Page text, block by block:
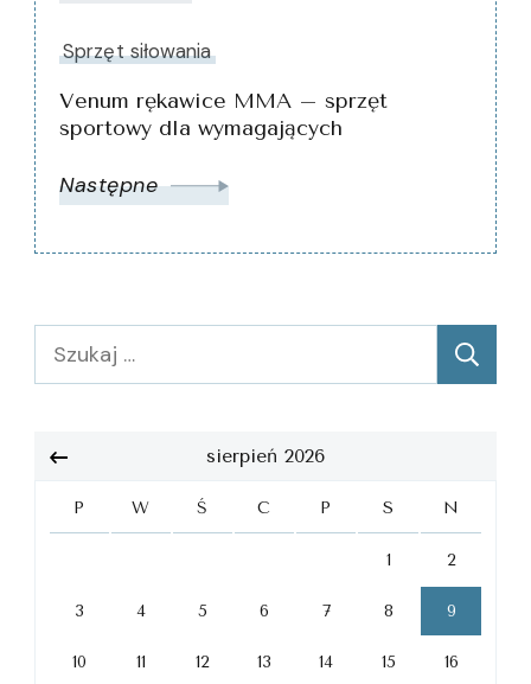
Sprzęt siłowania
Venum rękawice MMA – sprzęt
sportowy dla wymagających
Następne
Szukaj:
sierpień 2026
P W Ś C P S N
1 2
3 4 5 6 7 8 9
10 11 12 13 14 15 16